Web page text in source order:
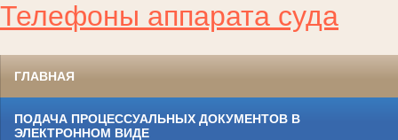
Телефоны аппарата суда
ГЛАВНАЯ
ПОДАЧА ПРОЦЕССУАЛЬНЫХ ДОКУМЕНТОВ В
ЭЛЕКТРОННОМ ВИДЕ